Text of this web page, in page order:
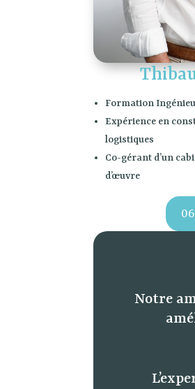
Formation
Expérience en
logistiques
Co-gérant d’un
d’œuvre
Notre